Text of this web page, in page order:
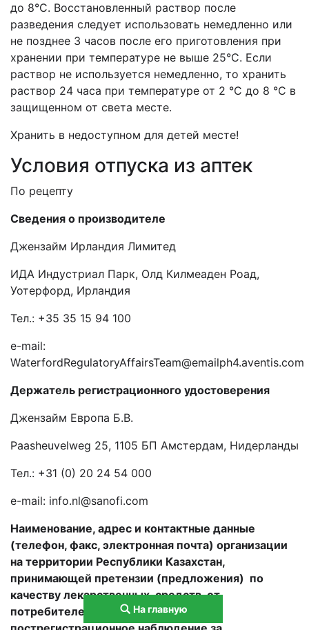
до 8°C. Восстановленный раствор после
разведения следует использовать немедленно или
не позднее 3 часов после его приготовления при
хранении при температуре не выше 25°С. Если
раствор не используется немедленно, то хранить
раствор 24 часа при температуре от 2 °C до 8 °C в
защищенном от света месте.
Хранить в недоступном для детей месте!
Условия отпуска из аптек
По рецепту
Сведения о производителе
Джензайм Ирландия Лимитед
ИДA Индустриал Парк, Олд Килмеаден Роад,
Уотерфорд, Ирландия
Тел.: +35 35 15 94 100
e-mail:
WaterfordRegulatoryAffairsTeam@emailph4.aventis.com
Держатель регистрационного удостоверения
Джензайм Европа Б.В.
Paasheuvelweg 25, 1105 БП Амстердам, Нидерланды
Тел.: +31 (0) 20 24 54 000
e-mail: info.nl@sanofi.com
Наименование, адрес и контактные данные
(телефон, факс, электронная почта) организации
на территории Республики Казахстан,
принимающей претензии (предложения) по
качеству лекарственных средств от
потребителей и
ответственной за
На главную